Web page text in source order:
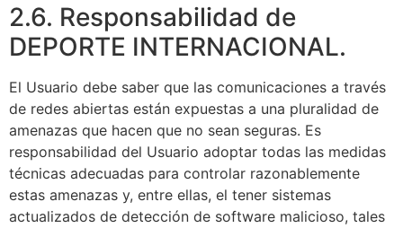
2.6. Responsabilidad de
DEPORTE INTERNACIONAL.
El Usuario debe saber que las comunicaciones a través
de redes abiertas están expuestas a una pluralidad de
amenazas que hacen que no sean seguras. Es
responsabilidad del Usuario adoptar todas las medidas
técnicas adecuadas para controlar razonablemente
estas amenazas y, entre ellas, el tener sistemas
actualizados de detección de software malicioso, tales